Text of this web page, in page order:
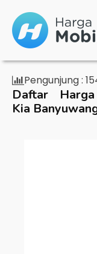
Pengunjung :
Daftar
Kia